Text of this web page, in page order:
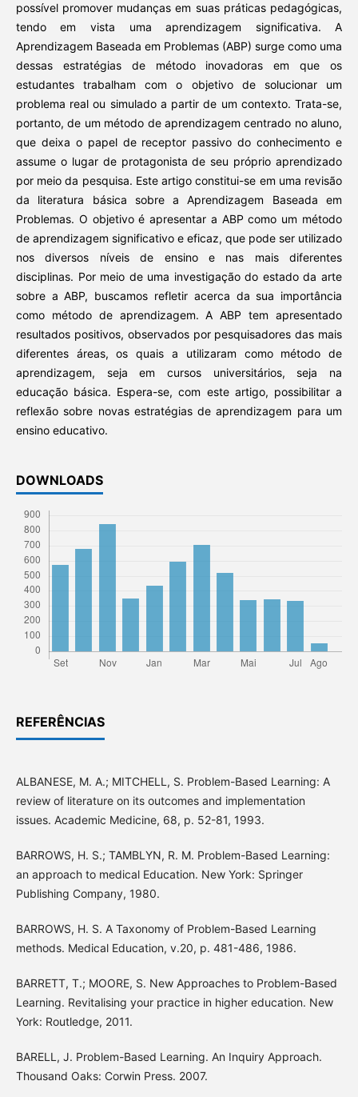
possível promover mudanças em suas práticas pedagógicas,
tendo em vista uma aprendizagem significativa. A
Aprendizagem Baseada em Problemas (ABP) surge como uma
dessas estratégias de método inovadoras em que os
estudantes trabalham com o objetivo de solucionar um
problema real ou simulado a partir de um contexto. Trata-se,
portanto, de um método de aprendizagem centrado no aluno,
que deixa o papel de receptor passivo do conhecimento e
assume o lugar de protagonista de seu próprio aprendizado
por meio da pesquisa. Este artigo constitui-se em uma revisão
da literatura básica sobre a Aprendizagem Baseada em
Problemas. O objetivo é apresentar a ABP como um método
de aprendizagem significativo e eficaz, que pode ser utilizado
nos diversos níveis de ensino e nas mais diferentes
disciplinas. Por meio de uma investigação do estado da arte
sobre a ABP, buscamos refletir acerca da sua importância
como método de aprendizagem. A ABP tem apresentado
resultados positivos, observados por pesquisadores das mais
diferentes áreas, os quais a utilizaram como método de
aprendizagem, seja em cursos universitários, seja na
educação básica. Espera-se, com este artigo, possibilitar a
reflexão sobre novas estratégias de aprendizagem para um
ensino educativo.
DOWNLOADS
REFERÊNCIAS
ALBANESE, M. A.; MITCHELL, S. Problem-Based Learning: A
review of literature on its outcomes and implementation
issues. Academic Medicine, 68, p. 52-81, 1993.
BARROWS, H. S.; TAMBLYN, R. M. Problem-Based Learning:
an approach to medical Education. New York: Springer
Publishing Company, 1980.
BARROWS, H. S. A Taxonomy of Problem-Based Learning
methods. Medical Education, v.20, p. 481-486, 1986.
BARRETT, T.; MOORE, S. New Approaches to Problem-Based
Learning. Revitalising your practice in higher education. New
York: Routledge, 2011.
BARELL, J. Problem-Based Learning. An Inquiry Approach.
Thousand Oaks: Corwin Press. 2007.